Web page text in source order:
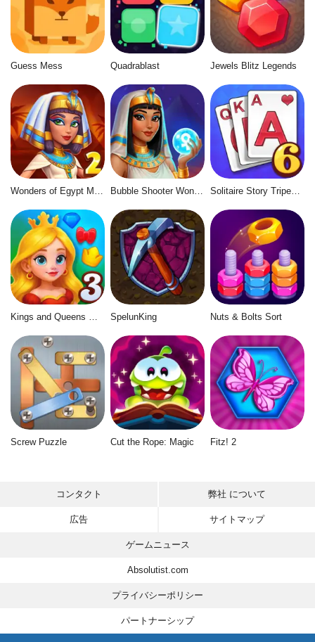
Guess Mess Quadrablast Jewels Blitz Legends
Wonders of Egypt Match 2 Bubble Shooter Wonders of Egypt Solitaire Story Tripeaks 6
SpelunKing Nuts & Bolts Sort
Screw Puzzle Cut the Rope: Magic Fitz! 2
コンタクト 弊社 について
広告 サイトマップ
ゲームニュース
Absolutist.com
プライバシーポリシー
パートナーシップ